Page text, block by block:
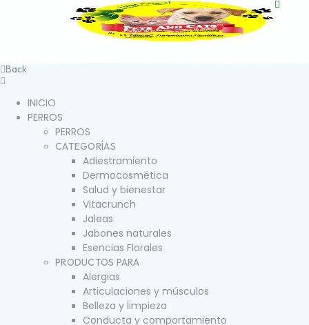
Back
INICIO
PERROS
PERROS
CATEGORÍAS
Adiestramiento
Dermocosmética
Salud y bienestar
Vitacrunch
Jaleas
Jabones naturales
Esencias Florales
PRODUCTOS PARA
Alergias
Articulaciones y músculos
Belleza y limpieza
Conducta y comportamiento